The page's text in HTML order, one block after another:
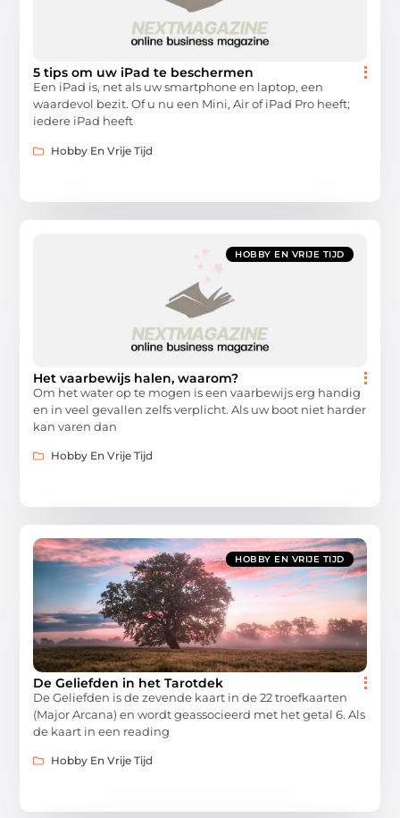
5 tips om uw iPad te beschermen
Een iPad is, net als uw smartphone en laptop, een
waardevol bezit. Of u nu een Mini, Air of iPad Pro heeft;
iedere iPad heeft
Hobby En Vrije Tijd
HOBBY EN VRIJE TIJD
Het vaarbewijs halen, waarom?
Om het water op te mogen is een vaarbewijs erg handig
en in veel gevallen zelfs verplicht. Als uw boot niet harder
kan varen dan
Hobby En Vrije Tijd
HOBBY EN VRIJE TIJD
De Geliefden in het Tarotdek
De Geliefden is de zevende kaart in de 22 troefkaarten
(Major Arcana) en wordt geassocieerd met het getal 6. Als
de kaart in een reading
Hobby En Vrije Tijd